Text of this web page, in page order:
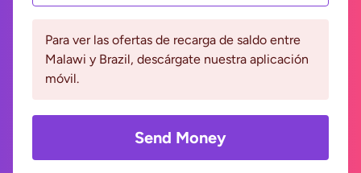
Para ver las ofertas de recarga de saldo entre
Malawi y Brazil, descárgate nuestra aplicación
móvil.
Send Money